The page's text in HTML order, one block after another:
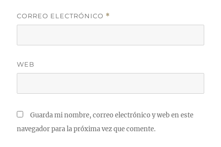
CORREO ELECTRÓNICO *
WEB
Guarda mi nombre, correo electrónico y web en este
navegador para la próxima vez que comente.